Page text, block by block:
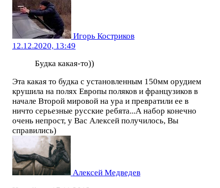
Игорь Костриков
12.12.2020, 13:49
Будка какая-то))
Эта какая то будка с установленным 150мм орудием
крушила на полях Европы поляков и французиков в
начале Второй мировой на ура и превратили ее в
ничто серьезные русские ребята...А набор конечно
очень непрост, у Вас Алексей получилось, Вы
справились)
Алексей Медведев